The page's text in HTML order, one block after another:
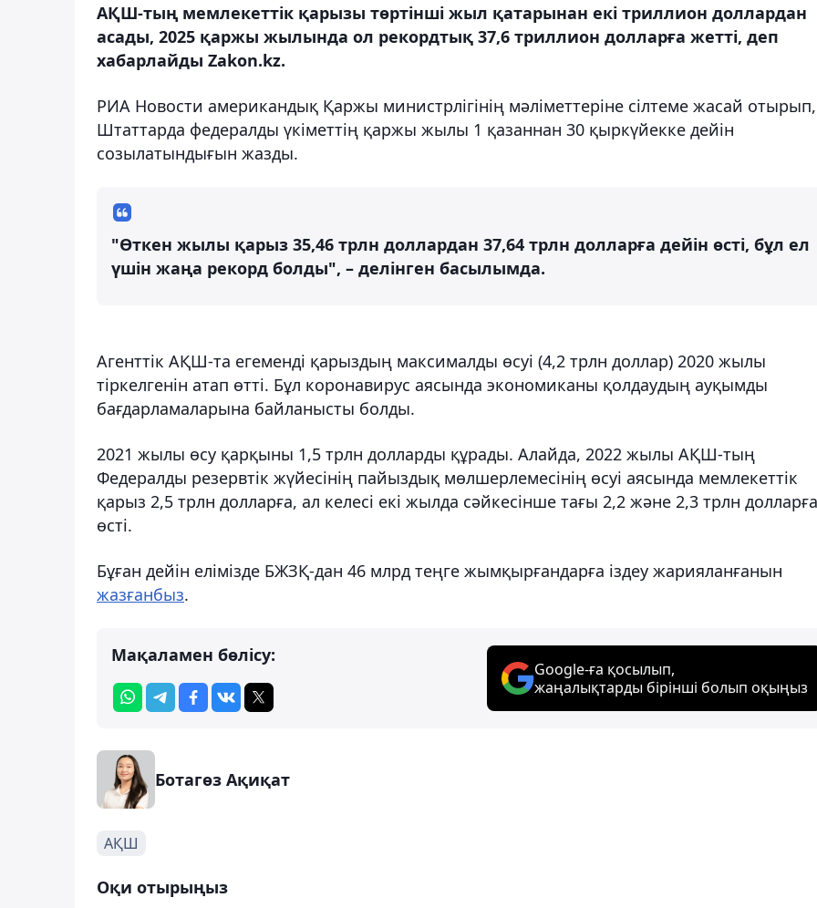
АҚШ-тың мемлекеттік қарызы төртінші жыл қатарынан екі триллион доллардан
асады, 2025 қаржы жылында ол рекордтық 37,6 триллион долларға жетті, деп
хабарлайды Zakon.kz.
РИА Новости американдық Қаржы министрлігінің мәліметтеріне сілтеме жасай отырып,
Штаттарда федералды үкіметтің қаржы жылы 1 қазаннан 30 қыркүйекке дейін
созылатындығын жазды.
"Өткен жылы қарыз 35,46 трлн доллардан 37,64 трлн долларға дейін өсті, бұл ел
үшін жаңа рекорд болды", – делінген басылымда.
Агенттік АҚШ-та егеменді қарыздың максималды өсуі (4,2 трлн доллар) 2020 жылы
тіркелгенін атап өтті. Бұл коронавирус аясында экономиканы қолдаудың ауқымды
бағдарламаларына байланысты болды.
2021 жылы өсу қарқыны 1,5 трлн долларды құрады. Алайда, 2022 жылы АҚШ-тың
Федералды резервтік жүйесінің пайыздық мөлшерлемесінің өсуі аясында мемлекеттік
қарыз 2,5 трлн долларға, ал келесі екі жылда сәйкесінше тағы 2,2 және 2,3 трлн долларға
өсті.
Бұған дейін елімізде БЖЗҚ-дан 46 млрд теңге жымқырғандарға іздеу жарияланғанын
жазғанбыз.
Мақаламен бөлісу:
Google-ға қосылып,
жаңалықтарды бірінші болып оқыңыз
Ботагөз Ақиқат
АҚШ
Оқи отырыңыз